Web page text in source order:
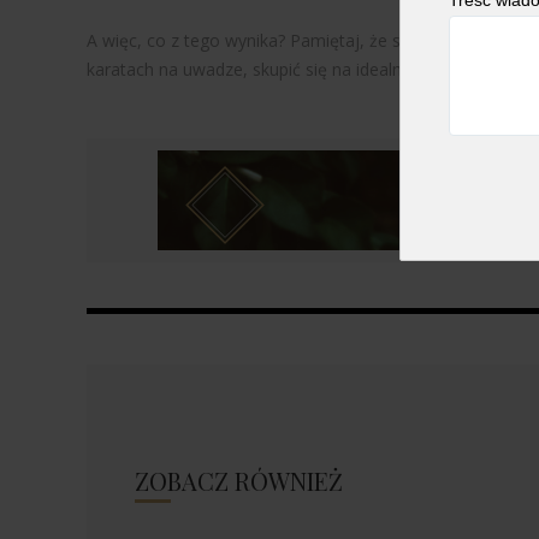
A więc, co z tego wynika? Pamiętaj, że specyfikacje
karatach na uwadze, skupić się na idealnym cięcia i masz
ZOBACZ RÓWNIEŻ